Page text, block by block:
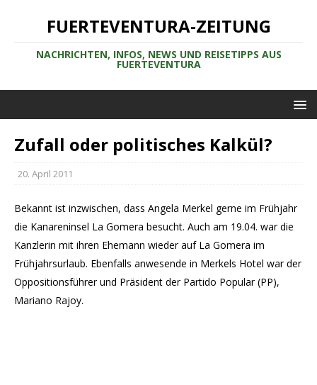
FUERTEVENTURA-ZEITUNG
NACHRICHTEN, INFOS, NEWS UND REISETIPPS AUS
FUERTEVENTURA
Zufall oder politisches Kalkül?
20. April 2011
Bekannt ist inzwischen, dass Angela Merkel gerne im Frühjahr
die Kanareninsel La Gomera besucht. Auch am 19.04. war die
Kanzlerin mit ihren Ehemann wieder auf La Gomera im
Frühjahrsurlaub. Ebenfalls anwesende in Merkels Hotel war der
Oppositionsführer und Präsident der Partido Popular (PP),
Mariano Rajoy.